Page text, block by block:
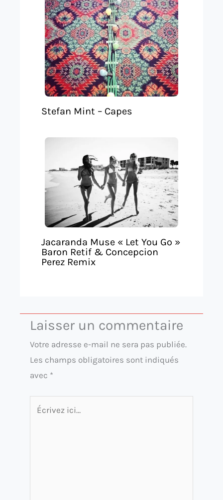
Stefan Mint – Capes
Jacaranda Muse « Let You Go »
Baron Retif & Concepcion
Perez Remix
Laisser un commentaire
Votre adresse e-mail ne sera pas publiée.
Les champs obligatoires sont indiqués
avec *
Écrivez